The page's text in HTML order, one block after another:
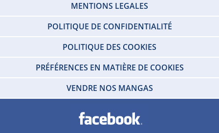
MENTIONS LEGALES
POLITIQUE DE CONFIDENTIALITÉ
POLITIQUE DES COOKIES
PRÉFÉRENCES EN MATIÈRE DE COOKIES
VENDRE NOS MANGAS